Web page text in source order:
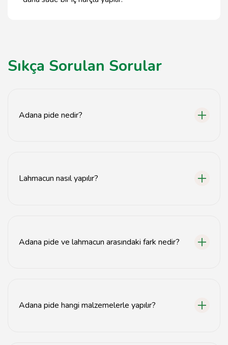
Sıkça Sorulan Sorular
Adana pide nedir?
Lahmacun nasıl yapılır?
Adana pide ve lahmacun arasındaki fark nedir?
Adana pide hangi malzemelerle yapılır?